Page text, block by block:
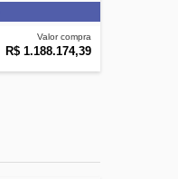
Valor compra
R$ 1.188.174,39